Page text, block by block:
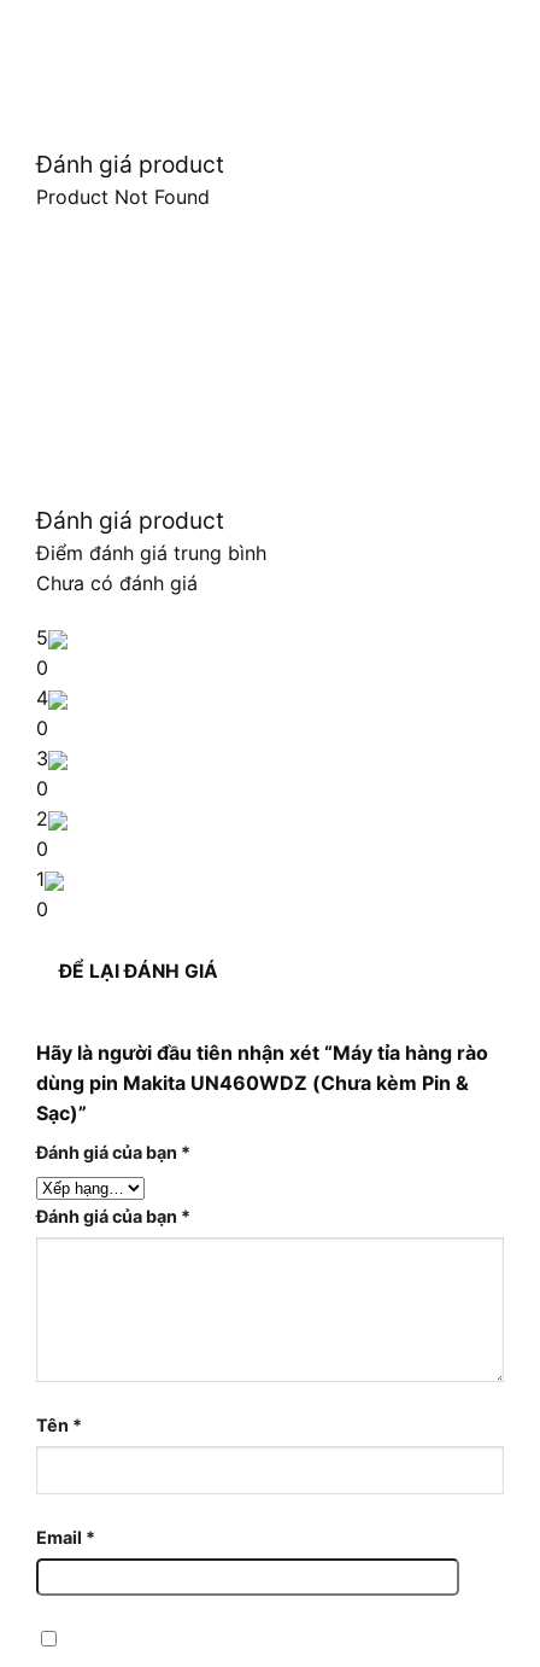
Đánh giá product
Product Not Found
Đánh giá product
Điểm đánh giá trung bình
Chưa có đánh giá
5
0
4
0
3
0
2
0
1
0
ĐỂ LẠI ĐÁNH GIÁ
Hãy là người đầu tiên nhận xét “Máy tỉa hàng rào
dùng pin Makita UN460WDZ (Chưa kèm Pin &
Sạc)”
Đánh giá của bạn *
Đánh giá của bạn *
Tên *
Email *